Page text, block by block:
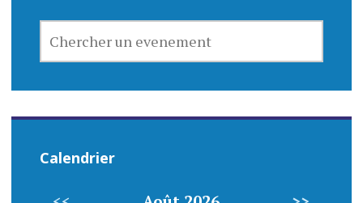
UN
Calendrier